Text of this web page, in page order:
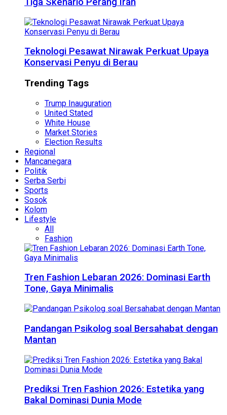
Teknologi Pesawat Nirawak Perkuat Upaya
Konservasi Penyu di Berau
Trending Tags
Trump Inauguration
United Stated
White House
Market Stories
Election Results
Regional
Mancanegara
Politik
Serba Serbi
Sports
Sosok
Kolom
Lifestyle
All
Fashion
Tren Fashion Lebaran 2026: Dominasi Earth
Tone, Gaya Minimalis
Pandangan Psikolog soal Bersahabat dengan
Mantan
Prediksi Tren Fashion 2026: Estetika yang
Bakal Dominasi Dunia Mode